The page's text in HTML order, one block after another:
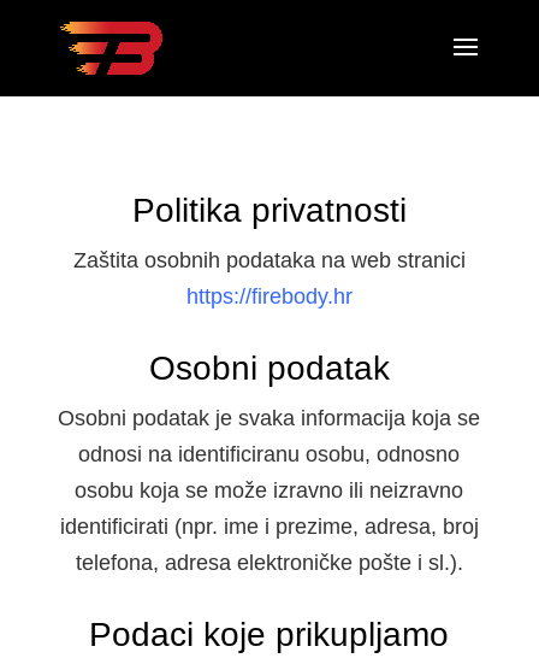
Politika privatnosti
Zaštita osobnih podataka na web stranici
https://firebody.hr
Osobni podatak
Osobni podatak je svaka informacija koja se
odnosi na identificiranu osobu, odnosno
osobu koja se može izravno ili neizravno
identificirati (npr. ime i prezime, adresa, broj
telefona, adresa elektroničke pošte i sl.).
Podaci koje prikupljamo